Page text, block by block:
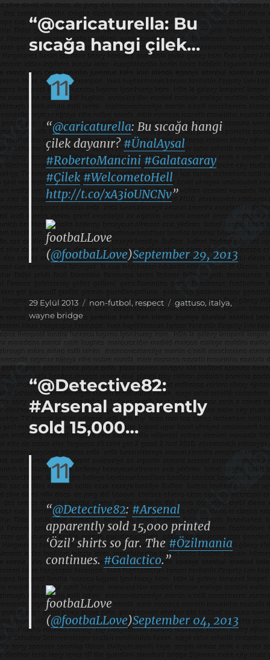
“@caricaturella: Bu
sıcağa hangi çilek…
“@caricaturella: Bu sıcağa hangi
çilek dayanır? #ÜnalAysal
#RobertoMancini #Galatasaray
#Çilek #WelcometoHell
http://t.co/xA3ioUNCNv”
footbaLLove
(@footbaLLove)September 29, 2013
Yayın
tarihi
29 Eylül 2013 Kategoriler
non-futbol, respect Etiketler
gattuso, italya,
wayne bridge
“@Detective82:
#Arsenal apparently
sold 15,000…
“@Detective82: #Arsenal
apparently sold 15,000 printed
‘Özil’ shirts so far. The #Özilmania
continues. #Galactico.”
footbaLLove
(@footbaLLove)September 04, 2013